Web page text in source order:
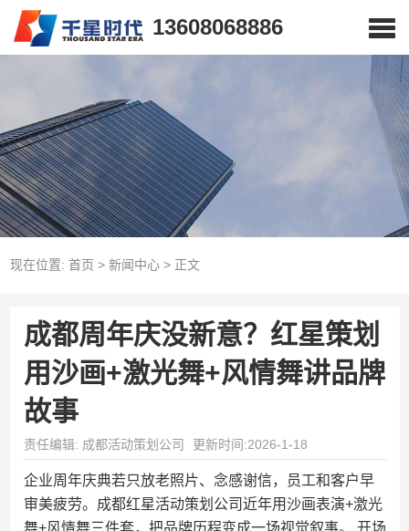
13608068886
现在位置: 首页 > 新闻中心> 正文
成都周年庆没新意？红星策划
用沙画+激光舞+风情舞讲品牌
故事
责任编辑: 成都活动策划公司 更新时间:2026-1-18
企业周年庆典若只放老照片、念感谢信，员工和客户早
审美疲劳。成都红星活动策划公司近年用沙画表演+激光
舞+风情舞三件套，把品牌历程变成一场视觉叙事。 开场